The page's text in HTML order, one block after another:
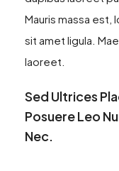
Mauris massa
sit amet ligula.
laoreet.
Sed Ultrices
Posuere Leo
Nec.